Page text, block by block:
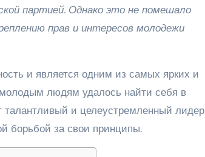
партией. Однако это не помешало
прав и интересов молодежи
и является одним из самых ярких и
людям удалось найти себя в
талантливый и целеустремленный лидер
борьбой за свои принципы.